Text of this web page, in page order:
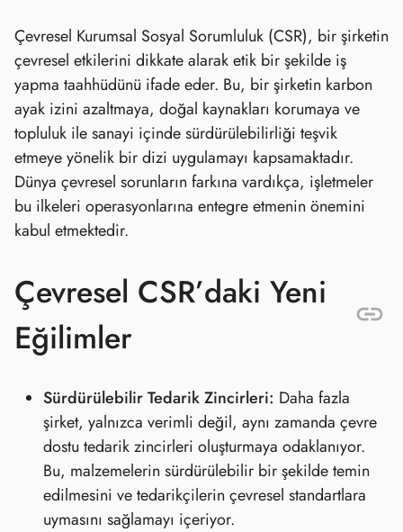
Çevresel Kurumsal Sosyal Sorumluluk (CSR), bir şirketin
çevresel etkilerini dikkate alarak etik bir şekilde iş
yapma taahhüdünü ifade eder. Bu, bir şirketin karbon
ayak izini azaltmaya, doğal kaynakları korumaya ve
topluluk ile sanayi içinde sürdürülebilirliği teşvik
etmeye yönelik bir dizi uygulamayı kapsamaktadır.
Dünya çevresel sorunların farkına vardıkça, işletmeler
bu ilkeleri operasyonlarına entegre etmenin önemini
kabul etmektedir.
Çevresel CSR’daki Yeni
Eğilimler
Sürdürülebilir Tedarik Zincirleri: Daha fazla
şirket, yalnızca verimli değil, aynı zamanda çevre
dostu tedarik zincirleri oluşturmaya odaklanıyor.
Bu, malzemelerin sürdürülebilir bir şekilde temin
edilmesini ve tedarikçilerin çevresel standartlara
uymasını sağlamayı içeriyor.